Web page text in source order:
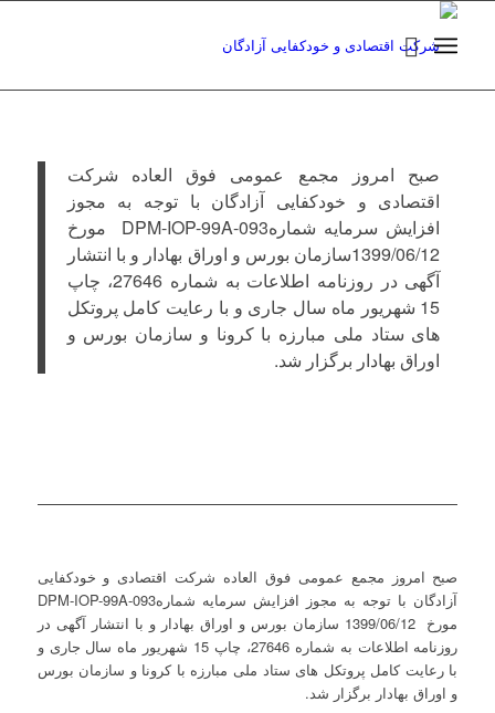
صبح امروز مجمع عمومی فوق العاده شرکت
اقتصادی و خودکفایی آزادگان با توجه به مجوز
افزایش سرمایه شمارهDPM-IOP-99A-093 مورخ
1399/06/12سازمان بورس و اوراق بهادار و با انتشار
آگهی در روزنامه اطلاعات به شماره 27646، چاپ
15 شهریور ماه سال جاری و با رعایت کامل پروتکل
های ستاد ملی مبارزه با کرونا و سازمان بورس و
اوراق بهادار برگزار شد.
صبح امروز مجمع عمومی فوق العاده شرکت اقتصادی و خودکفایی
آزادگان با توجه به مجوز افزایش سرمایه شمارهDPM-IOP-99A-093
مورخ 1399/06/12 سازمان بورس و اوراق بهادار و با انتشار آگهی در
روزنامه اطلاعات به شماره 27646، چاپ 15 شهریور ماه سال جاری و
با رعایت کامل پروتکل های ستاد ملی مبارزه با کرونا و سازمان بورس
و اوراق بهادار برگزار شد.